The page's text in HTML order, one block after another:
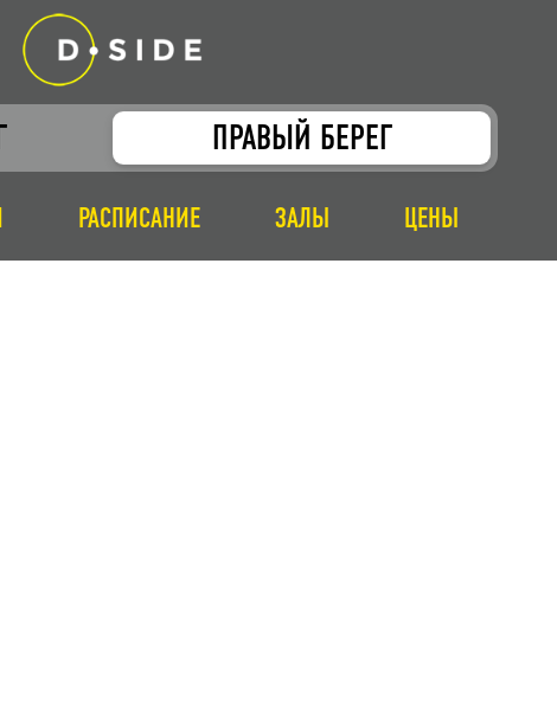
ПРАВЫЙ БЕРЕГ
РАСПИСАНИЕ ЗАЛЫ ЦЕНЫ